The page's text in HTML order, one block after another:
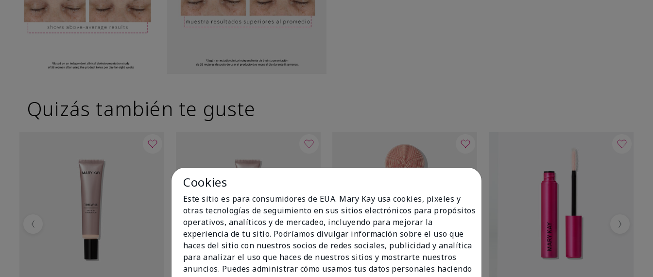
Quizás también te guste
Previous Next
Cookies
Este sitio es para consumidores de EUA. Mary Kay usa cookies, pixeles y
otras tecnologías de seguimiento en sus sitios electrónicos para propósitos
operativos, analíticos y de mercadeo, incluyendo para mejorar la
experiencia de tu sitio. Podríamos divulgar información sobre el uso que
haces del sitio con nuestros socios de redes sociales, publicidad y analítica
para analizar el uso que haces de nuestros sitios y mostrarte nuestros
anuncios. Puedes administrar cómo usamos tus datos personales haciendo